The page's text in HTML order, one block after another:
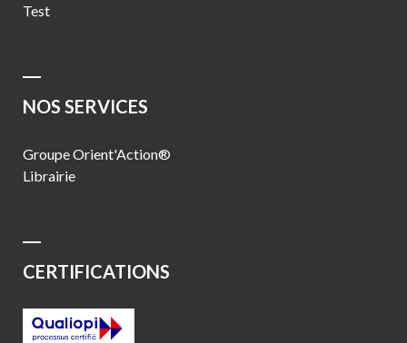
Test
NOS SERVICES
Groupe Orient'Action®
Librairie
CERTIFICATIONS